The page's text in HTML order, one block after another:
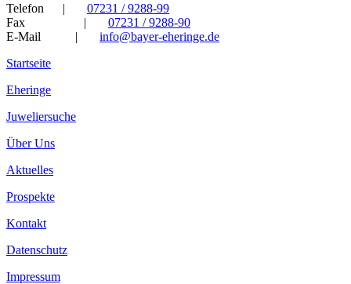
Telefon
|
07231 / 9288-99
Fax
|
07231 / 9288-90
E-Mail
|
info@bayer-eheringe.de
Startseite
Eheringe
Juweliersuche
Über Uns
Aktuelles
Prospekte
Kontakt
Datenschutz
Impressum